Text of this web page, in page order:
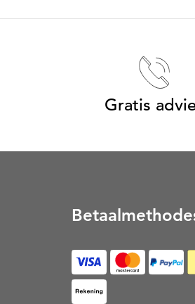
Gratis
op Rekening (Opent in